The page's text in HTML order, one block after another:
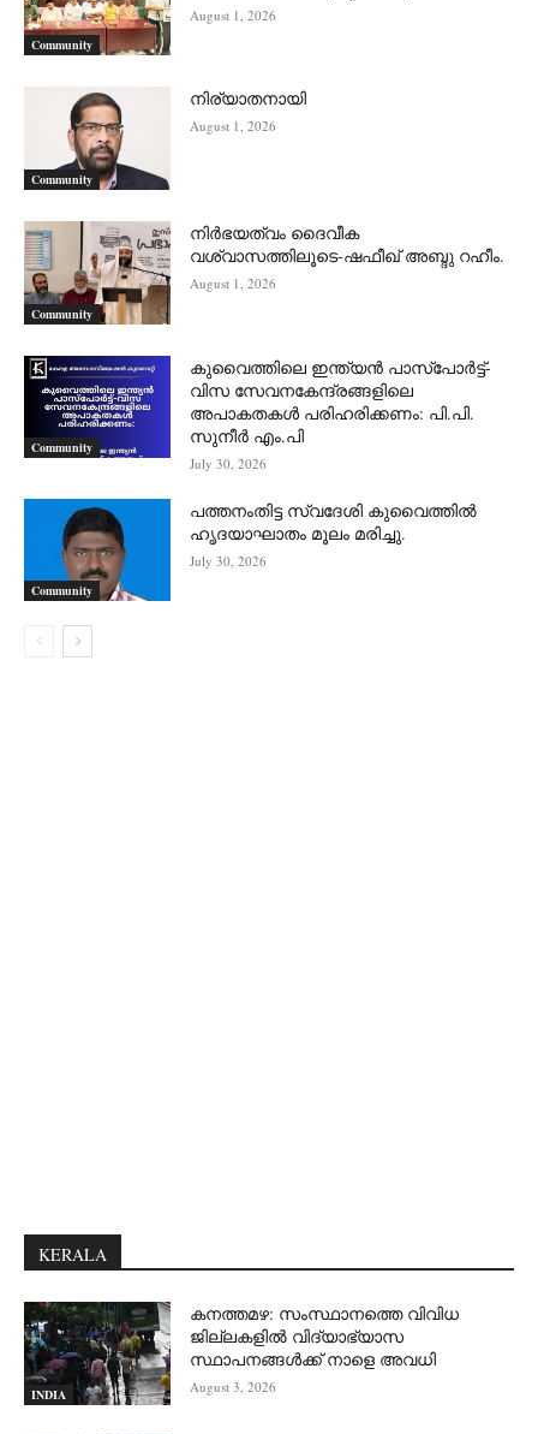
Community
August 1, 2026
Community
നിര്യാതനായി
August 1, 2026
Community
നിർഭയത്വം ദൈവീക
വശ്വാസത്തിലൂടെ-ഷഫീഖ് അബ്ദു റഹീം.
August 1, 2026
Community
കുവൈത്തിലെ ഇന്ത്യൻ പാസ്‌പോർട്ട്-
വിസ സേവനകേന്ദ്രങ്ങളിലെ
അപാകതകൾ പരിഹരിക്കണം: പി.പി.
സുനീർ എം.പി
July 30, 2026
Community
പത്തനംതിട്ട സ്വദേശി കുവൈത്തിൽ
ഹൃദയാഘാതം മൂലം മരിച്ചു.
July 30, 2026
KERALA
INDIA
കനത്തമഴ: സംസ്ഥാനത്തെ വിവിധ
ജില്ലകളിൽ വിദ്യാഭ്യാസ
സ്ഥാപനങ്ങൾക്ക് നാളെ അവധി
August 3, 2026